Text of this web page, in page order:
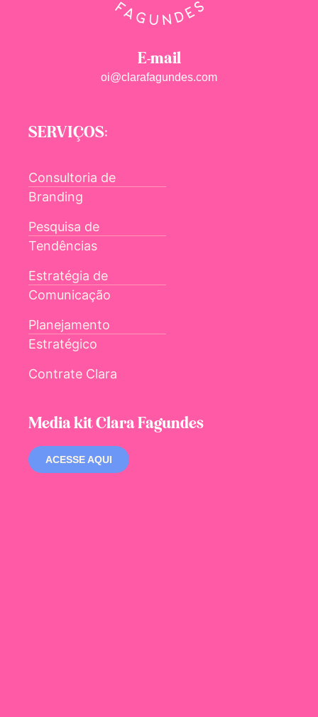
E-mail
oi@clarafagundes.com
SERVIÇOS:
Consultoria de
Branding
Pesquisa de
Tendências
Estratégia de
Comunicação
Planejamento
Estratégico
Contrate Clara
Media kit Clara Fagundes
ACESSE AQUI